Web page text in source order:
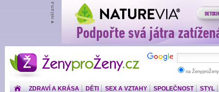
ŽenyproŽeny.cz
na
ZDRAVÍ A KRÁSA DĚTI SEX A VZTAHY SPOLEČNOST STYL